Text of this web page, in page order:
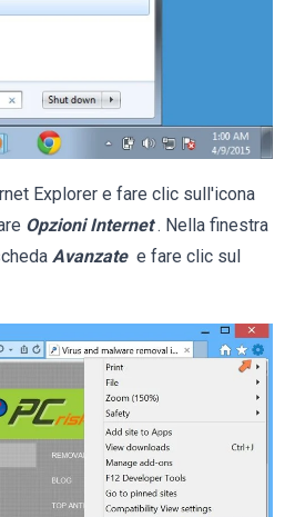
Explorer e fare clic sull'icona
Opzioni Internet . Nella finestra
Avanzate e fare clic sul